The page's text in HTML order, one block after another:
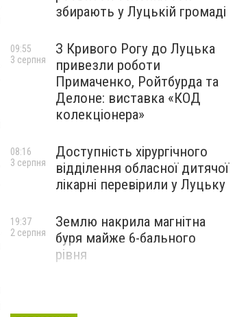
збирають у Луцькій громаді
З Кривого Рогу до Луцька
привезли роботи
Примаченко, Ройтбурда та
Делоне: виставка «КОД
колекціонера»
09:55
3 серпня
Доступність хірургічного
відділення обласної дитячої
лікарні перевірили у Луцьку
08:16
3 серпня
Землю накрила магнітна
буря майже 6-бального
рівня
19:37
2 серпня